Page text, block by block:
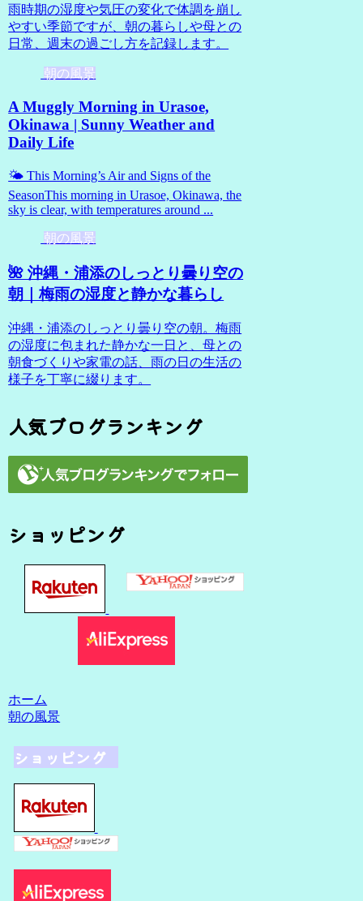
雨時期の湿度や気圧の変化で体調を崩し
やすい季節ですが、朝の暮らしや母との
日常、週末の過ごし方を記録します。
朝の風景
A Muggly Morning in Urasoe,
Okinawa | Sunny Weather and
Daily Life
🌤 This Morning’s Air and Signs of the
SeasonThis morning in Urasoe, Okinawa, the
sky is clear, with temperatures around ...
朝の風景
🌺 沖縄・浦添のしっとり曇り空の
朝｜梅雨の湿度と静かな暮らし
沖縄・浦添のしっとり曇り空の朝。梅雨
の湿度に包まれた静かな一日と、母との
朝食づくりや家電の話、雨の日の生活の
様子を丁寧に綴ります。
人気ブログランキング
ショッピング
ホーム
朝の風景
ショッピング